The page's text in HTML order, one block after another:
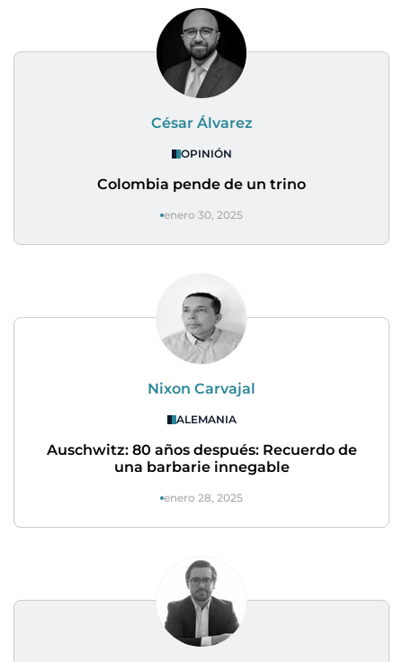
César Álvarez
OPINIÓN
Colombia pende de un trino
enero 30, 2025
Nixon Carvajal
ALEMANIA
Auschwitz: 80 años después: Recuerdo de
una barbarie innegable
enero 28, 2025